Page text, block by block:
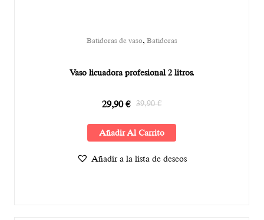
Batidoras de vaso, Batidoras
Vaso licuadora profesional 2 litros.
39,90€
29,90€
Añadir Al Carrito
Añadir a la lista de deseos